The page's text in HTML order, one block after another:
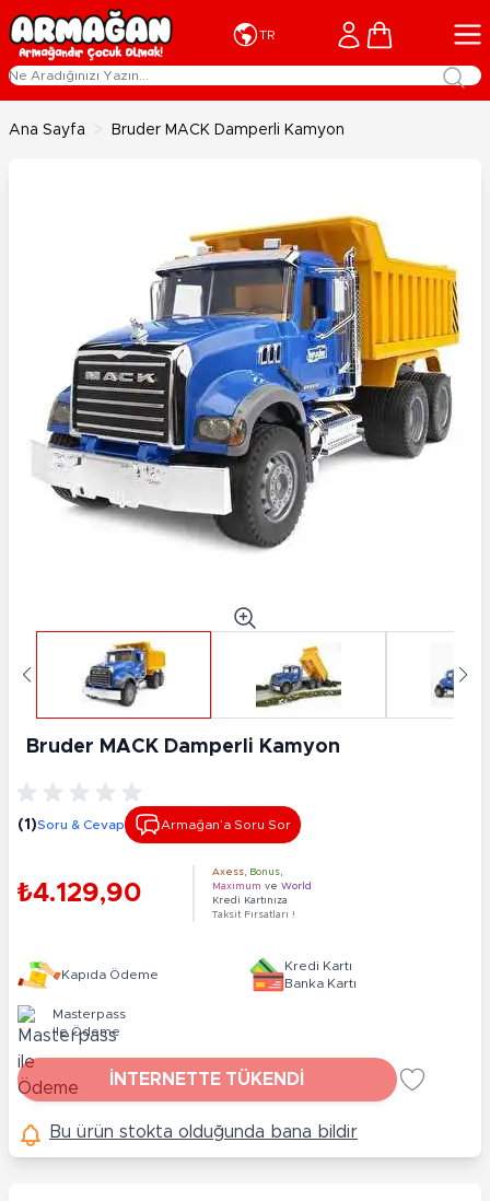
İçeriğe geç
TR Cart
Ana Sayfa > Bruder MACK Damperli Kamyon
Bruder MACK Damperli Kamyon
(1)Soru & Cevap Armağan’a Soru Sor
₺4.129,90
Axess Bonus
Maximum ve World
Kredi Kartınıza
Taksit Fırsatları !
Kapıda Ödeme
Kredi Kartı
Banka Kartı
Masterpass
ile Ödeme
İNTERNETTE TÜKENDİ
Bu ürün stokta olduğunda bana bildir